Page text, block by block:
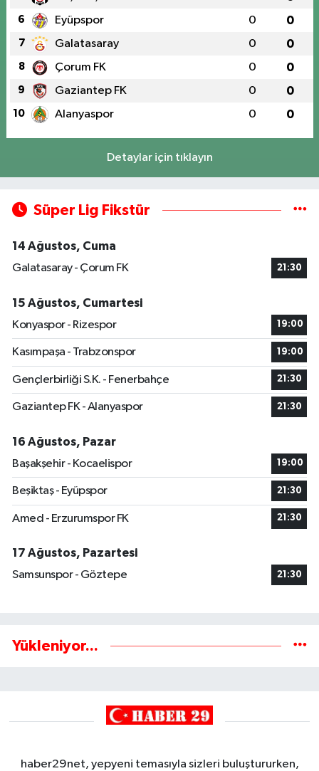
6 Eyüpspor 0 0
7 Galatasaray 0 0
8 Çorum FK 0 0
9 Gaziantep FK 0 0
10 Alanyaspor 0 0
Detaylar için tıklayın
Süper Lig Fikstür
14 Ağustos, Cuma
Galatasaray - Çorum FK
21:30
15 Ağustos, Cumartesi
Konyaspor - Rizespor
19:00
Kasımpaşa - Trabzonspor 19:00
Gençlerbirliği S.K. - Fenerbahçe 21:30
Gaziantep FK - Alanyaspor 21:30
16 Ağustos, Pazar
Başakşehir - Kocaelispor
19:00
Beşiktaş - Eyüpspor 21:30
Amed - Erzurumspor FK 21:30
17 Ağustos, Pazartesi
Samsunspor - Göztepe
21:30
Yükleniyor...
haber29net, yepyeni temasıyla sizleri buluştururken,